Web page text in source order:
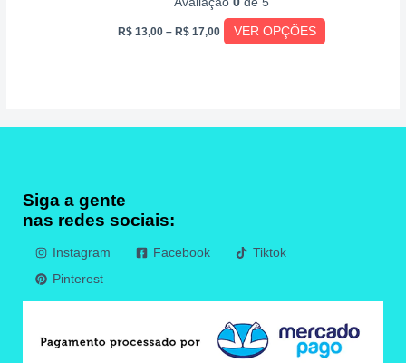
R$ 13,00 – R$ 17,00 VER OPÇÕES
Siga a gente
nas redes sociais:
Instagram Facebook
Tiktok
Pinterest